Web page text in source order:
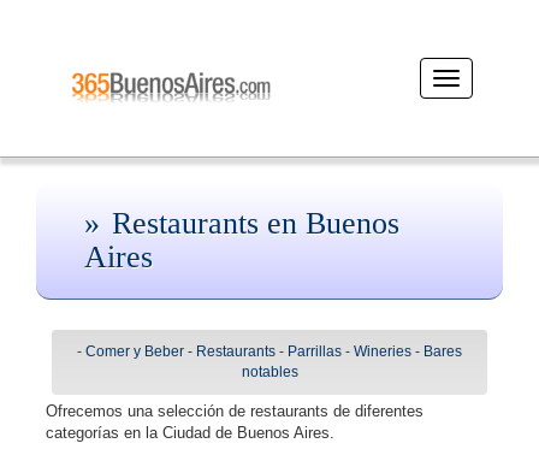
Desplegar
navegación
Restaurants en Buenos
Aires
- Comer y Beber - Restaurants - Parrillas - Wineries - Bares
notables
Ofrecemos una selección de restaurants de diferentes
categorías en la Ciudad de Buenos Aires.